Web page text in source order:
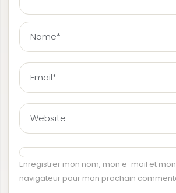
Enregistrer mon nom, mon e-mail et
navigateur pour mon prochain